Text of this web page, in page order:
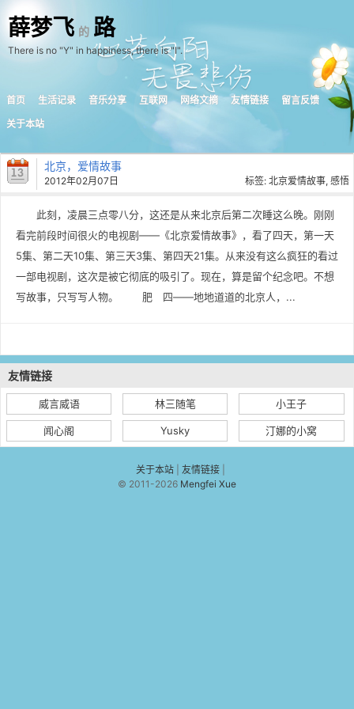
薛梦飞 的 路
There is no "Y" in happiness, there is "I".
首页 生活记录 音乐分享 互联网 网络文摘 友情链接
留言反馈
关于本站
北京，爱情故事
2012年02月07日 标签: 北京爱情故事, 感悟
此刻，凌晨三点零八分，这还是从来北京后第二次睡这么晚。刚刚
看完前段时间很火的电视剧——《北京爱情故事》，看了四天，第一天
5集、第二天10集、第三天3集、第四天21集。从来没有这么疯狂的看过
一部电视剧，这次是被它彻底的吸引了。现在，算是留个纪念吧。不想
写故事，只写写人物。 肥 四——地地道道的北京人，...
友情链接
威言威语 林三随笔 小王子
闻心阁 Yusky 汀娜的小窝
关于本站 友情链接
© 2011-2026 Mengfei Xue